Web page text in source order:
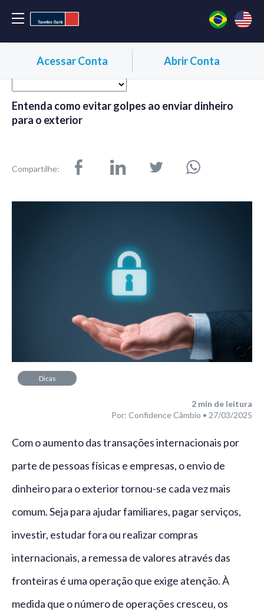
Acessar Conta Abrir Conta
Entenda como evitar golpes ao enviar dinheiro
para o exterior
Compartilhe:
Dicas
2 min de leitura
Por: Confidence Câmbio • 27/03/2025
Com o aumento das transações internacionais por
parte de pessoas físicas e empresas, o envio de
dinheiro para o exterior tornou-se cada vez mais
comum. Seja para ajudar familiares, pagar serviços,
investir, estudar fora ou realizar compras
internacionais, a remessa de valores através das
fronteiras é uma operação que exige atenção. À
medida que o número de operações cresceu, os